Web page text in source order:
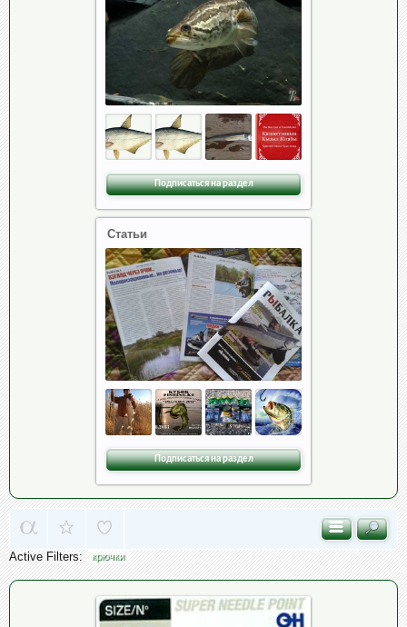
Подписаться на раздел
Статьи
Подписаться на раздел
Active Filters: крючки